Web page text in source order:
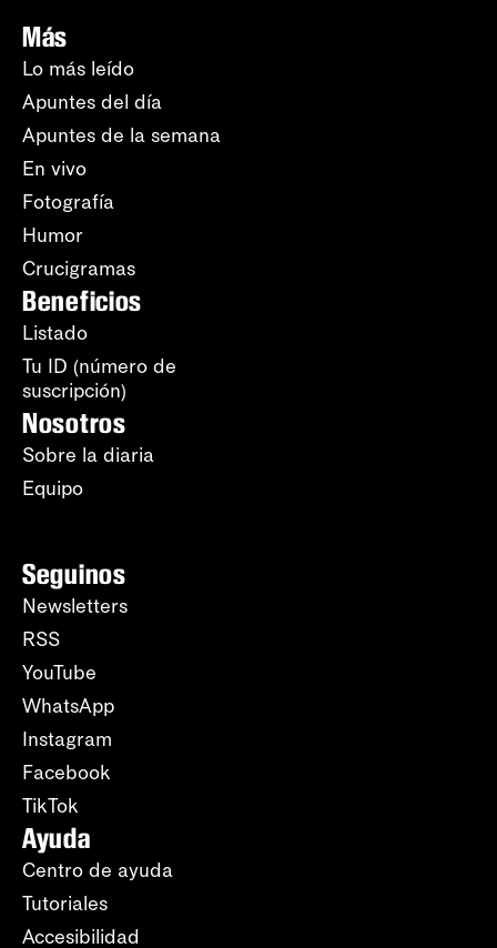
Más
Lo más leído
Apuntes del día
Apuntes de la semana
En vivo
Fotografía
Humor
Crucigramas
Beneficios
Listado
Tu ID (número de
suscripción)
Nosotros
Sobre la diaria
Equipo
Seguinos
Newsletters
RSS
YouTube
WhatsApp
Instagram
Facebook
TikTok
Ayuda
Centro de ayuda
Tutoriales
Accesibilidad